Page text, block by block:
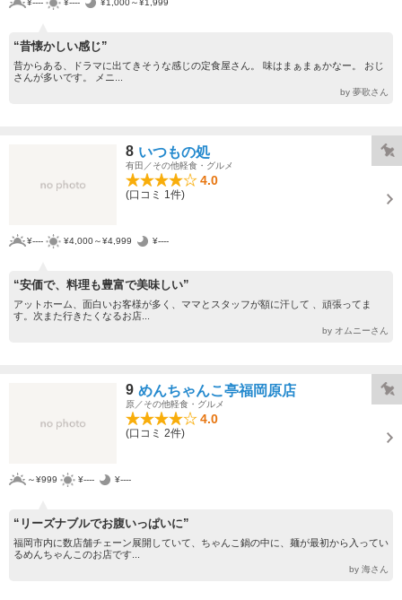
¥---- ¥---- ¥1,000～¥1,999
“昔懐かしい感じ”
昔からある、ドラマに出てきそうな感じの定食屋さん。 味はまぁまぁかなー。 おじ
さんが多いです。 メニ...
by 夢歌さん
8 いつもの処
有田／その他軽食・グルメ
4.0
(口コミ 1件)
¥---- ¥4,000～¥4,999 ¥----
“安価で、料理も豊富で美味しい”
アットホーム、面白いお客様が多く、ママとスタッフが額に汗して 、頑張ってま
す。次また行きたくなるお店...
by オムニーさん
9 めんちゃんこ亭福岡原店
原／その他軽食・グルメ
4.0
(口コミ 2件)
～¥999 ¥---- ¥----
“リーズナブルでお腹いっぱいに”
福岡市内に数店舗チェーン展開していて、ちゃんこ鍋の中に、麺が最初から入ってい
るめんちゃんこのお店です...
by 海さん